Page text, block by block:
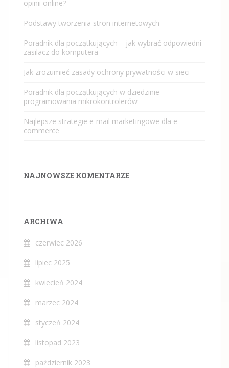
opinii online?
Podstawy tworzenia stron internetowych
Poradnik dla początkujących – jak wybrać odpowiedni
zasilacz do komputera
Jak zrozumieć zasady ochrony prywatności w sieci
Poradnik dla początkujących w dziedzinie
programowania mikrokontrolerów
Najlepsze strategie e-mail marketingowe dla e-
commerce
NAJNOWSZE KOMENTARZE
ARCHIWA
czerwiec 2026
lipiec 2025
kwiecień 2024
marzec 2024
styczeń 2024
listopad 2023
październik 2023